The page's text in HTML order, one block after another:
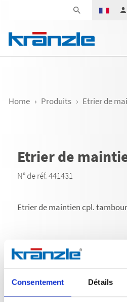
Consentement Détails
Home Produits Etrier de
Etrier de
N° de réf. 441431
Etrier de maintien cpl.
Données